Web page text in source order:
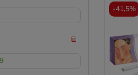
-41,5%